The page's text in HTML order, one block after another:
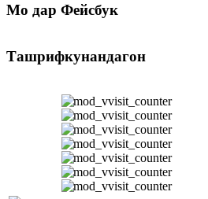
Мо дар Фейсбук
Ташрифкунандагон